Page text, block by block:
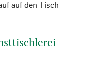
auf den Tisch